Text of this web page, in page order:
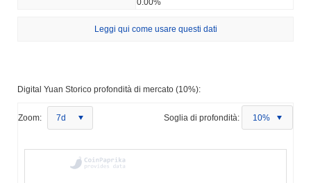
Leggi qui come usare questi dati
Digital Yuan Storico profondità di mercato (10%):
Zoom: 7d Soglia di profondità: 10%